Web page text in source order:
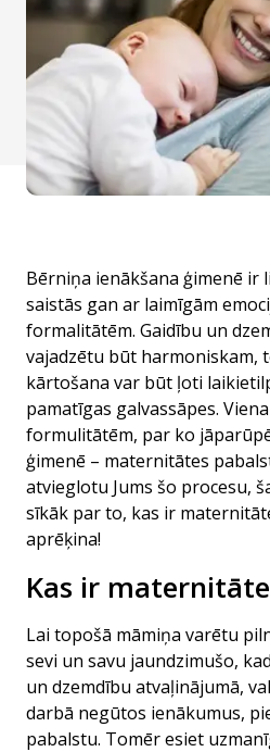
Bērniņa ienākšana ģimenē ir
saistās gan ar laimīgām
formalitātēm. Gaidību un
vajadzētu būt harmoniskam,
kārtošana var būt ļoti
pamatīgas galvassāpes.
formulitātēm, par ko
ģimenē – maternitātes
atvieglotu Jums šo procesu,
sīkāk par to, kas ir
aprēķina!
Kas ir
Lai topošā māmiņa varētu
sevi un savu jaundzimušo,
un dzemdību atvaļinājumā,
darbā negūtos ienākumus,
pabalstu. Tomēr esiet